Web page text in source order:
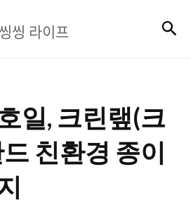
씽
프
씽씽 라이프
일, 크린랲(크
친환경 종이